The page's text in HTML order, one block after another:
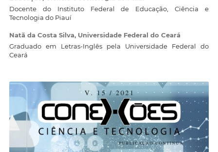
Docente do Instituto Federal de Educação, Ciência e
Tecnologia do Piauí
Natã da Costa Silva, Universidade Federal do Ceará
Graduado em Letras-Inglês pela Universidade Federal do
Ceará